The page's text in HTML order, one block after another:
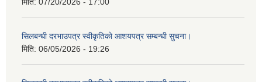
सिलबन्धी दरभाउपत्र स्वीकृतिको आशयपत्र सम्बन्धी सुचना।
मिति: 06/05/2026 - 19:26